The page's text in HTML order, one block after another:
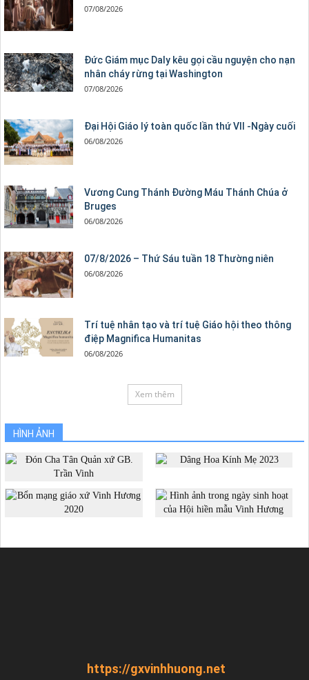
07/08/2026
Đức Giám mục Daly kêu gọi cầu nguyện cho nạn
nhân cháy rừng tại Washington
07/08/2026
Đại Hội Giáo lý toàn quốc lần thứ VII -Ngày cuối
06/08/2026
Vương Cung Thánh Ðường Máu Thánh Chúa ở
Bruges
06/08/2026
07/8/2026 – Thứ Sáu tuần 18 Thường niên
06/08/2026
Trí tuệ nhân tạo và trí tuệ Giáo hội theo thông
điệp Magnifica Humanitas
06/08/2026
Xem thêm
HÌNH ẢNH
https://gxvinhhuong.net